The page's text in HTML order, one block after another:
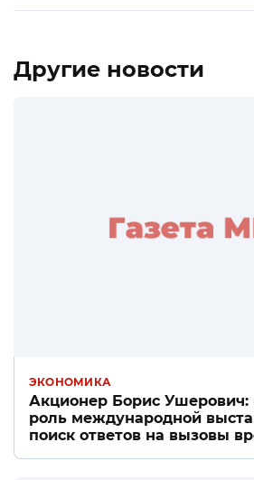
Другие новости
ЭКОНОМИКА
Акционер Борис Ушерович:
роль международной
поиск ответов на вызовы